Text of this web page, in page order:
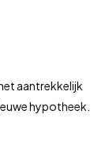
aantrekkelijk
hypotheek.